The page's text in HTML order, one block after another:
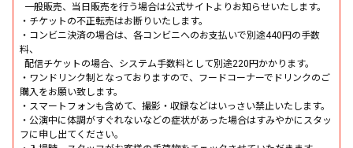
一般販売、当日販売を行う場合は公式サイトよりお知らせいたします。
・チケットの不正転売はお断りいたします。
・コンビニ決済の場合は、各コンビニへのお支払いで別途440円の手数
料、
配信チケットの場合、システム手数料として別途220円かかります。
・ワンドリンク制となっておりますので、フードコーナーでドリンクのご
購入をお願い致します。
・スマートフォンも含めて、撮影・収録などはいっさい禁止いたします。
・公演中に体調がすぐれないなどの症状があった場合はすみやかにスタッ
フに申し出てください。